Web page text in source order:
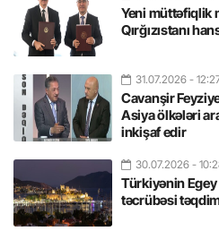
Yeni müttəfiqlik
Qırğızıstanı
31.07.2026 -
Cavanşir
Asiya ölkələri
inkişaf edir
30.07.2026 -
Türkiyənin
təcrübəsi